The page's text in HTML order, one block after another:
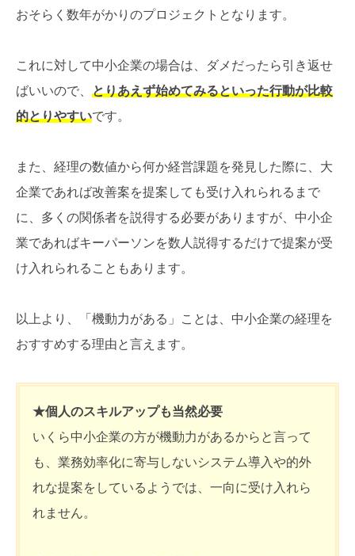
おそらく数年がかりのプロジェクトとなります。
これに対して中小企業の場合は、ダメだったら引き返せ
ばいいので、 とりあえず始めてみるといった行動が比較
的とりやすいです。
また、経理の数値から何か経営課題を発見した際に、大
企業であれば改善案を提案しても受け入れられるまで
に、多くの関係者を説得する必要がありますが、中小企
業であればキーパーソンを数人説得するだけで提案が受
け入れられることもあります。
以上より、「機動力がある」ことは、中小企業の経理を
おすすめする理由と言えます。
★個人のスキルアップも当然必要
いくら中小企業の方が機動力があるからと言って
も、業務効率化に寄与しないシステム導入や的外
れな提案をしているようでは、一向に受け入れら
れません。